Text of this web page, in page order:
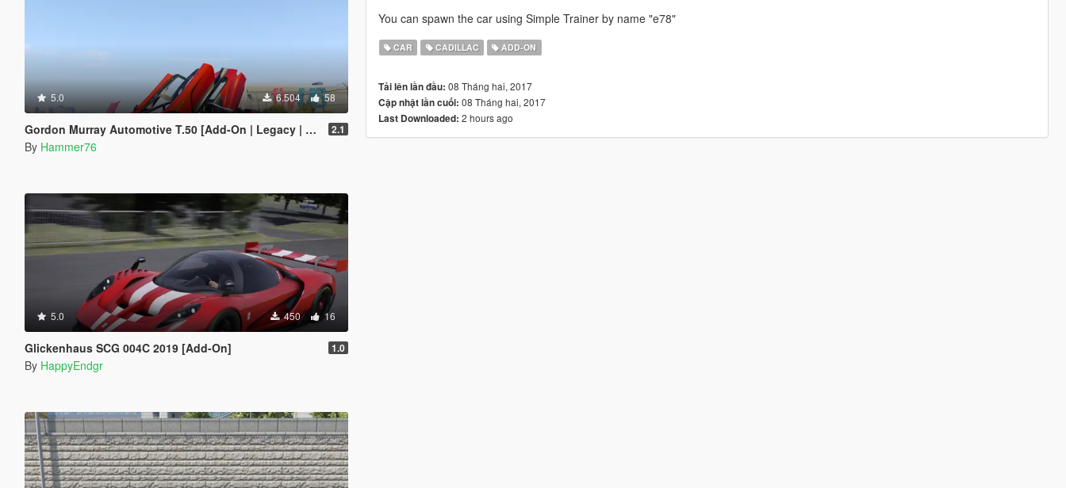
5.0 6.504 58
Gordon Murray Automotive T.50 [Add-On | Legacy | Enhanced] 2.1
By Hammer76
5.0 450 16
Glickenhaus SCG 004C 2019 [Add-On] 1.0
By HappyEndgr
You can spawn the car using Simple Trainer by name "e78"
CAR CADILLAC ADD-ON
Tải lên lần đầu: 08 Tháng hai, 2017
Cập nhật lần cuối: 08 Tháng hai, 2017
Last Downloaded: 2 hours ago